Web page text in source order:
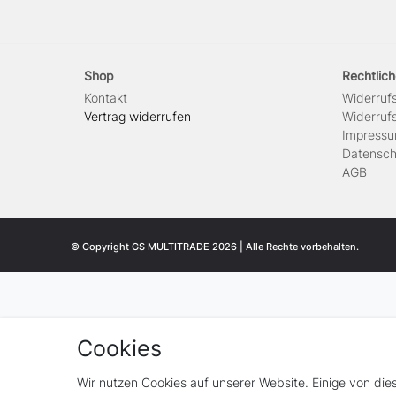
Shop
Kontakt
Vertrag widerrufen
AGB
© Copyright GS MULTITRADE 2026 | Alle Rechte vorbehalten.
Cookies
Wir nutzen Cookies auf unserer Website. Einige von